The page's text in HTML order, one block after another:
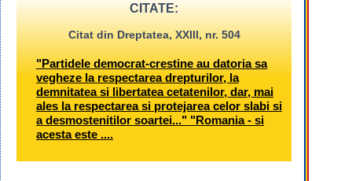
CITATE:
Citat din Dreptatea, XXIII, nr. 504
"Partidele democrat-crestine au datoria sa
vegheze la respectarea drepturilor, la
demnitatea si libertatea cetatenilor, dar, mai
ales la respectarea si protejarea celor slabi si
a desmostenitilor soartei..." "Romania - si
acesta este ....